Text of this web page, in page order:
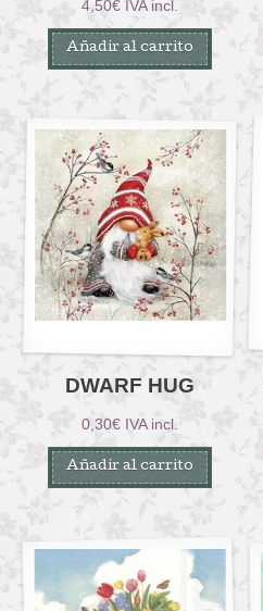
4,50€ IVA incl.
Añadir al carrito
DWARF HUG
0,30€ IVA incl.
Añadir al carrito